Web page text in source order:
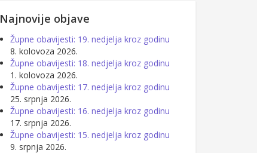
Najnovije objave
Župne obavijesti: 19. nedjelja kroz godinu
8. kolovoza 2026.
Župne obavijesti: 18. nedjelja kroz godinu
1. kolovoza 2026.
Župne obavijesti: 17. nedjelja kroz godinu
25. srpnja 2026.
Župne obavijesti: 16. nedjelja kroz godinu
17. srpnja 2026.
Župne obavijesti: 15. nedjelja kroz godinu
9. srpnja 2026.